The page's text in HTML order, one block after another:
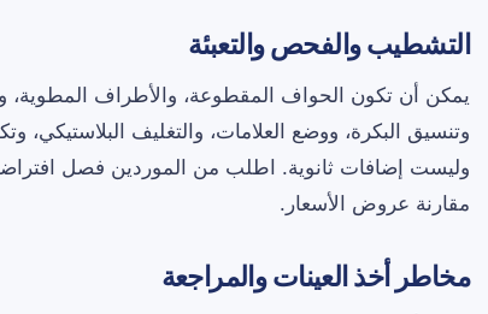
التشطيب والفحص والتعبئة
يمكن أن تكون الحواف المقطوعة، والأطراف المطوية،
وتنسيق البكرة، ووضع العلامات، والتغليف البلاستيكي،
وليست إضافات ثانوية. اطلب من الموردين فصل
مقارنة عروض الأسعار.
مخاطر أخذ العينات والمراجعة